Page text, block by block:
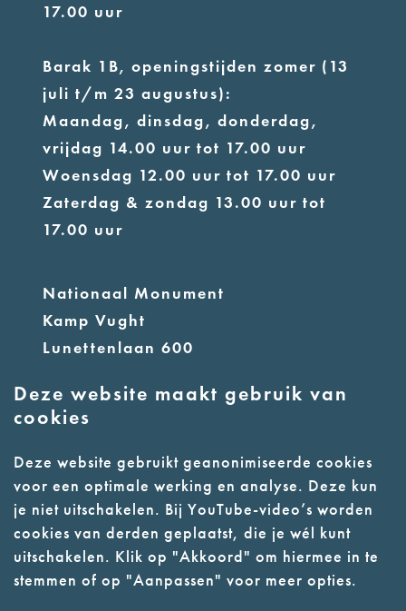
Deze website maakt gebruik van
cookies
Deze website gebruikt geanonimiseerde cookies
voor een optimale werking en analyse. Deze kun
je niet uitschakelen. Bij YouTube-video’s worden
cookies van derden geplaatst, die je wél kunt
uitschakelen. Klik op "Akkoord" om hiermee in te
stemmen of op "Aanpassen" voor meer opties.
17.00 uur
Barak 1B, openingstijden zomer (13
juli t/m 23 augustus):
Maandag, dinsdag, donderdag,
vrijdag 14.00 uur tot 17.00 uur
Woensdag 12.00 uur tot 17.00 uur
Zaterdag & zondag 13.00 uur tot
17.00 uur
Nationaal Monument
Kamp Vught
Lunettenlaan 600
T: 073 6566764
- Parkeer in de vakken of in de
parkeergarage (begane grond)
- Alleen geleidehonden toegestaan